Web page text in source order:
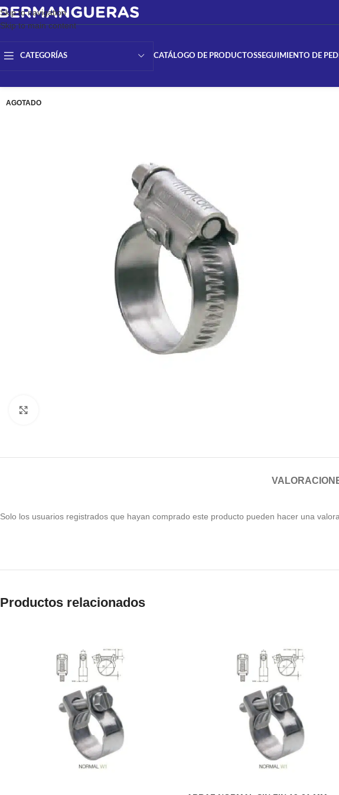
Skip to navigation
Skip to main content
CATEGORÍAS CATÁLOGO DE PRODUCTOSSEGUIMIENTO DE
AGOTADO
Solo los usuarios registrados que hayan comprado este producto pueden hacer una
Productos relacionados